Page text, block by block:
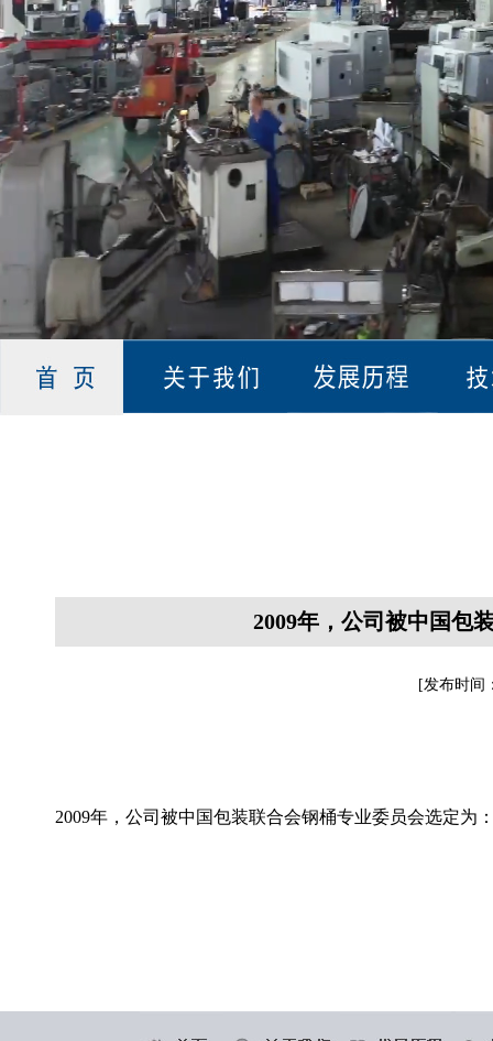
2009年，公司被中国包
[发布时间
2009年，公司被中国包装联合会钢桶专业委员会选定为